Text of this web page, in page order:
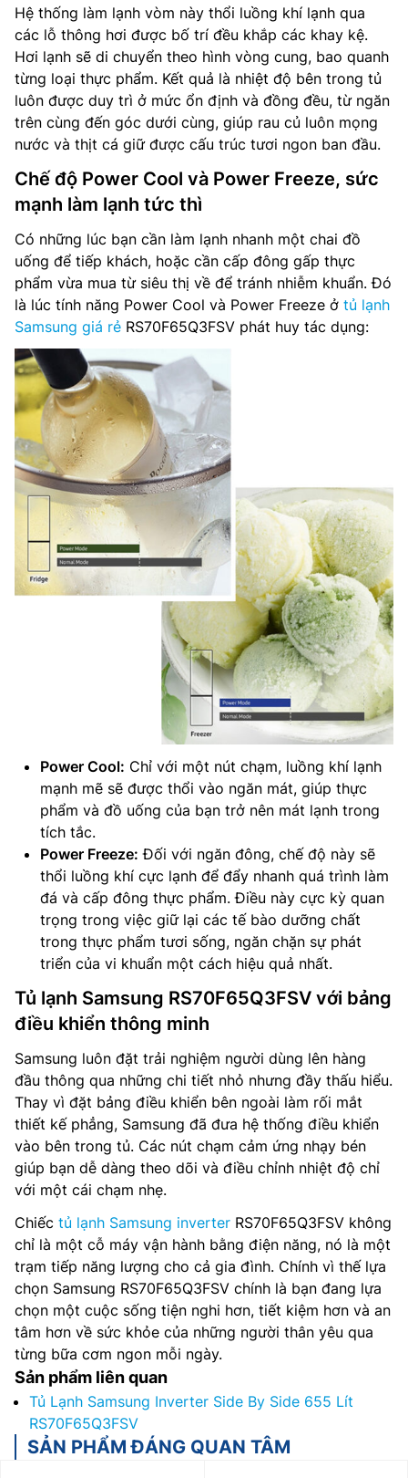
Hệ thống làm lạnh vòm này thổi luồng khí lạnh qua
các lỗ thông hơi được bố trí đều khắp các khay kệ.
Hơi lạnh sẽ di chuyển theo hình vòng cung, bao quanh
từng loại thực phẩm. Kết quả là nhiệt độ bên trong tủ
luôn được duy trì ở mức ổn định và đồng đều, từ ngăn
trên cùng đến góc dưới cùng, giúp rau củ luôn mọng
nước và thịt cá giữ được cấu trúc tươi ngon ban đầu.
Chế độ Power Cool và Power Freeze, sức
mạnh làm lạnh tức thì
Có những lúc bạn cần làm lạnh nhanh một chai đồ
uống để tiếp khách, hoặc cần cấp đông gấp thực
phẩm vừa mua từ siêu thị về để tránh nhiễm khuẩn. Đó
là lúc tính năng Power Cool và Power Freeze ở tủ lạnh
Samsung giá rẻ RS70F65Q3FSV phát huy tác dụng:
Power Cool: Chỉ với một nút chạm, luồng khí lạnh
mạnh mẽ sẽ được thổi vào ngăn mát, giúp thực
phẩm và đồ uống của bạn trở nên mát lạnh trong
tích tắc.
Power Freeze: Đối với ngăn đông, chế độ này sẽ
thổi luồng khí cực lạnh để đẩy nhanh quá trình làm
đá và cấp đông thực phẩm. Điều này cực kỳ quan
trọng trong việc giữ lại các tế bào dưỡng chất
trong thực phẩm tươi sống, ngăn chặn sự phát
triển của vi khuẩn một cách hiệu quả nhất.
Tủ lạnh Samsung RS70F65Q3FSV với bảng
điều khiển thông minh
Samsung luôn đặt trải nghiệm người dùng lên hàng
đầu thông qua những chi tiết nhỏ nhưng đầy thấu hiểu.
Thay vì đặt bảng điều khiển bên ngoài làm rối mắt
thiết kế phẳng, Samsung đã đưa hệ thống điều khiển
vào bên trong tủ. Các nút chạm cảm ứng nhạy bén
giúp bạn dễ dàng theo dõi và điều chỉnh nhiệt độ chỉ
với một cái chạm nhẹ.
Chiếc tủ lạnh Samsung inverter RS70F65Q3FSV không
chỉ là một cỗ máy vận hành bằng điện năng, nó là một
trạm tiếp năng lượng cho cả gia đình. Chính vì thế lựa
chọn Samsung RS70F65Q3FSV chính là bạn đang lựa
chọn một cuộc sống tiện nghi hơn, tiết kiệm hơn và an
tâm hơn về sức khỏe của những người thân yêu qua
từng bữa cơm ngon mỗi ngày.
Sản phẩm liên quan
Tủ Lạnh Samsung Inverter Side By Side 655 Lít
RS70F65Q3FSV
SẢN PHẨM ĐÁNG QUAN TÂM